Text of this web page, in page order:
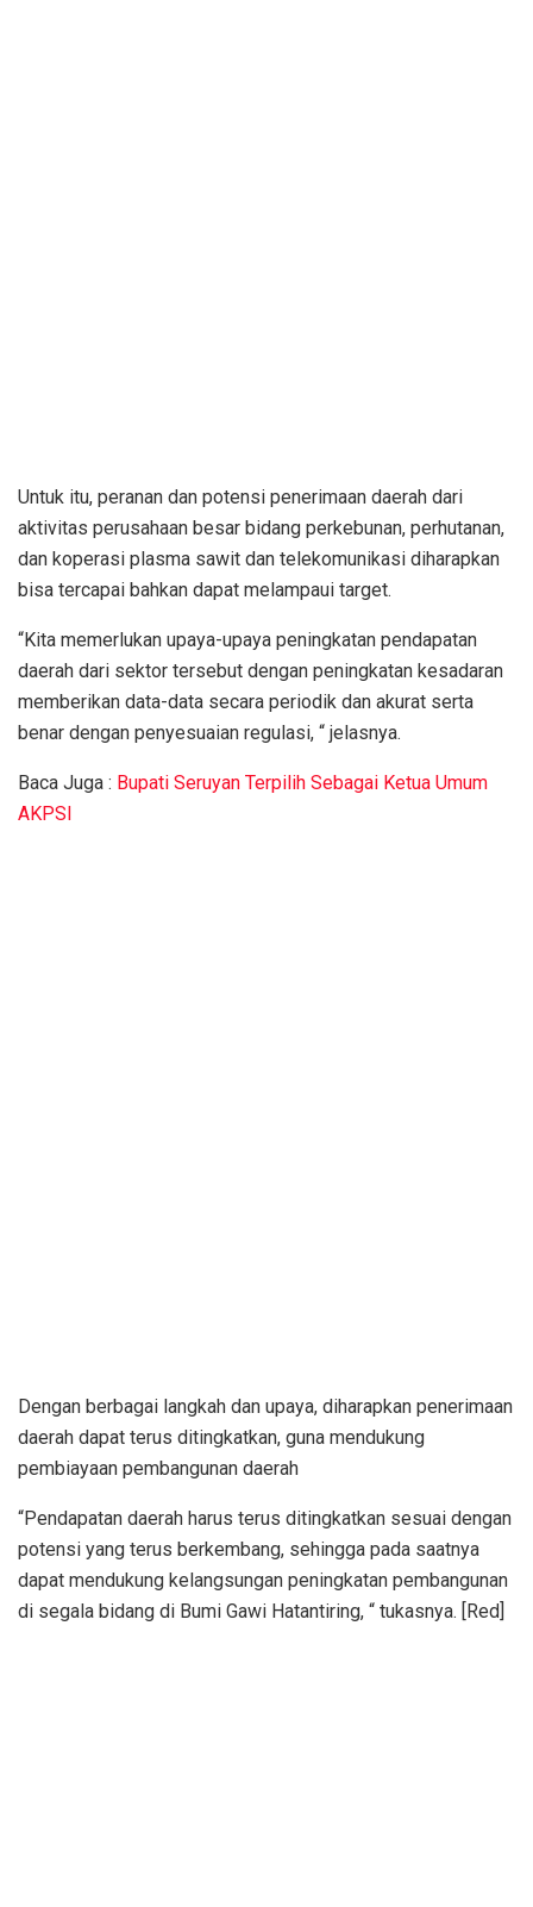
Untuk itu, peranan dan potensi penerimaan daerah dari
aktivitas perusahaan besar bidang perkebunan, perhutanan,
dan koperasi plasma sawit dan telekomunikasi diharapkan
bisa tercapai bahkan dapat melampaui target.
“Kita memerlukan upaya-upaya peningkatan pendapatan
daerah dari sektor tersebut dengan peningkatan kesadaran
memberikan data-data secara periodik dan akurat serta
benar dengan penyesuaian regulasi, “ jelasnya.
Baca Juga : Bupati Seruyan Terpilih Sebagai Ketua Umum
AKPSI
Dengan berbagai langkah dan upaya, diharapkan penerimaan
daerah dapat terus ditingkatkan, guna mendukung
pembiayaan pembangunan daerah
“Pendapatan daerah harus terus ditingkatkan sesuai dengan
potensi yang terus berkembang, sehingga pada saatnya
dapat mendukung kelangsungan peningkatan pembangunan
di segala bidang di Bumi Gawi Hatantiring, “ tukasnya. [Red]